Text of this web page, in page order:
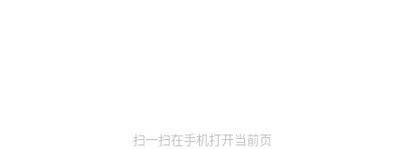
扫一扫在手机打开当前页